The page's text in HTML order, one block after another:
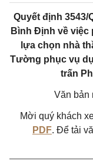
Quyết định 3543/
Bình Định về việc
lựa chọn nhà
Tường phục vụ
trấn
Văn bản
Mời quý khách
PDF. Để tải